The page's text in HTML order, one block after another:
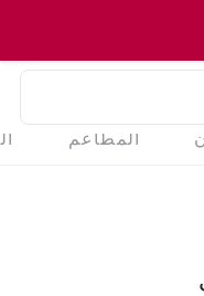
المطاعم